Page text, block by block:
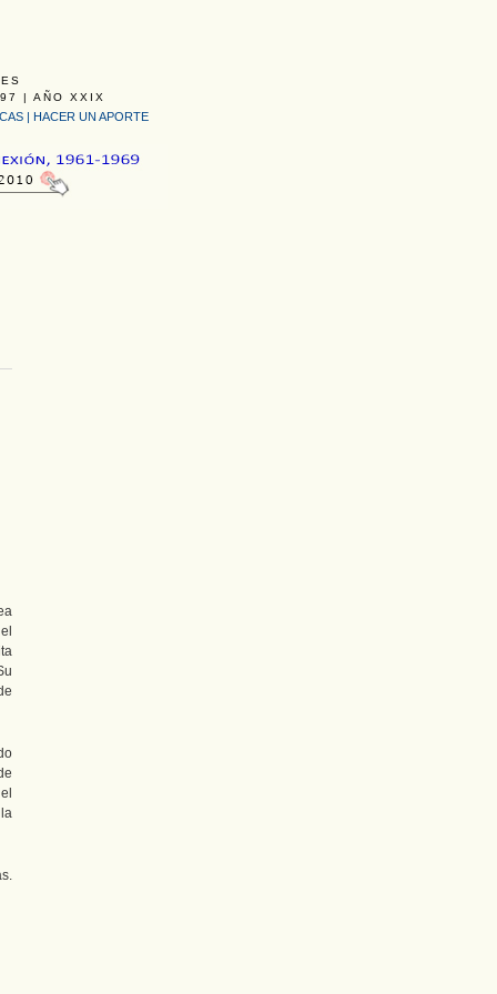
| AÑO XXIX
| HACER UN APORTE